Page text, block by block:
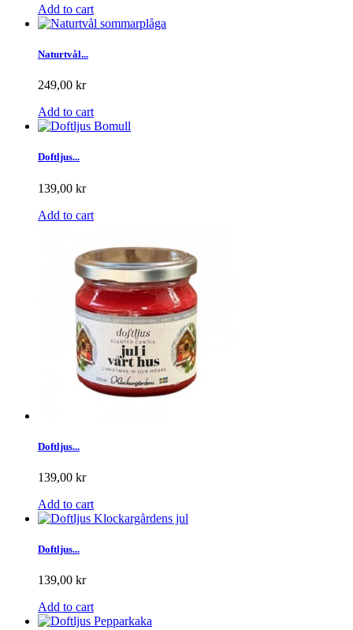
Add to cart
Naturtvål...
249,00 kr
Add to cart
Doftljus...
139,00 kr
Add to cart
Doftljus...
139,00 kr
Add to cart
Doftljus...
139,00 kr
Add to cart